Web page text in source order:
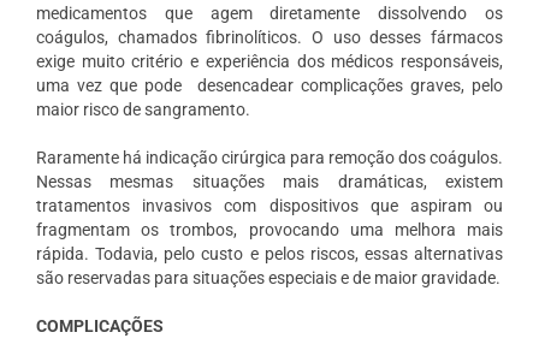
medicamentos que agem diretamente dissolvendo os
coágulos, chamados fibrinolíticos. O uso desses fármacos
exige muito critério e experiência dos médicos responsáveis,
uma vez que pode
desencadear complicações graves, pelo
maior risco de sangramento.
Raramente há indicação cirúrgica para remoção dos coágulos.
Nessas mesmas situações mais dramáticas, existem
tratamentos invasivos com dispositivos que aspiram ou
fragmentam os trombos, provocando uma melhora mais
rápida. Todavia, pelo custo e pelos riscos, essas alternativas
são reservadas para situações especiais e de maior gravidade.
COMPLICAÇÕES